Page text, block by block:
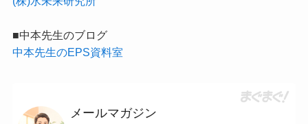
■中本先生のブログ
中本先生のEPS資料室
メールマガジン